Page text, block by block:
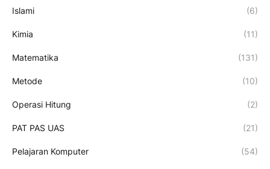
Islami (6)
Kimia (11)
Matematika (131)
Metode (10)
Operasi Hitung (2)
PAT PAS UAS (21)
Pelajaran Komputer (54)